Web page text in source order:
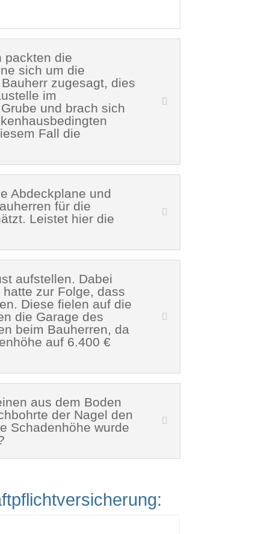
packten die
sich um die
zugesagt, dies
im
und brach sich
Fall die
Abdeckplane und
für die
Leistet hier die
aufstellen. Dabei
zur Folge, dass
Diese fielen auf die
die Garage des
beim Bauherren, da
auf 6.400 €
aus dem Boden
der Nagel den
Schadenhöhe wurde